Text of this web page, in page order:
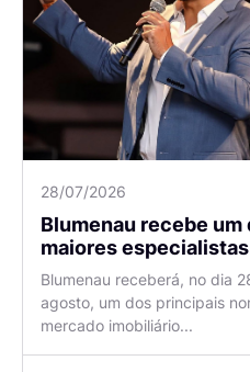
28/07/2026
Blumenau recebe um
maiores especialistas em
vendas do mercado
imobiliário
Blumenau receberá, no dia
agosto, um dos principais
mercado imobiliário...